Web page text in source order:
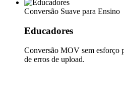
Conversão Suave para Ensino
Educadores
Conversão MOV sem esforço
de erros de upload.